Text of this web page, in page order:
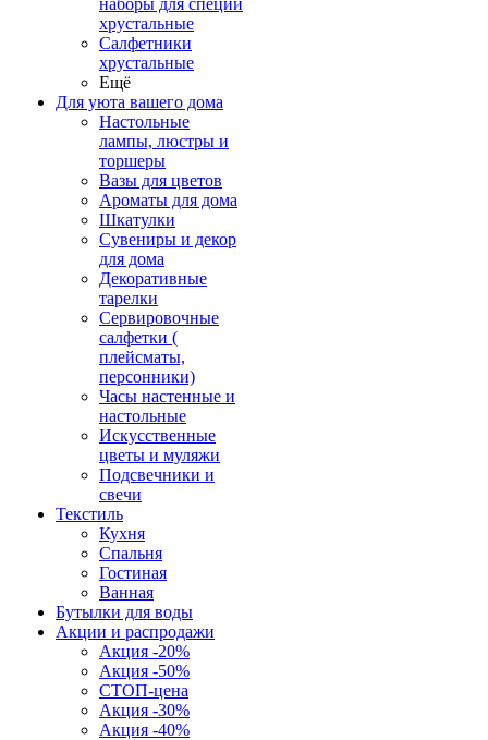
наборы для специй
хрустальные
Салфетники
хрустальные
Ещё
Для уюта вашего дома
Настольные
лампы, люстры и
торшеры
Вазы для цветов
Ароматы для дома
Шкатулки
Сувениры и декор
для дома
Декоративные
тарелки
Сервировочные
салфетки (
плейсматы,
персонники)
Часы настенные и
настольные
Искусственные
цветы и муляжи
Подсвечники и
свечи
Текстиль
Кухня
Спальня
Гостиная
Ванная
Бутылки для воды
Акции и распродажи
Акция -20%
Акция -50%
СТОП-цена
Акция -30%
Акция -40%